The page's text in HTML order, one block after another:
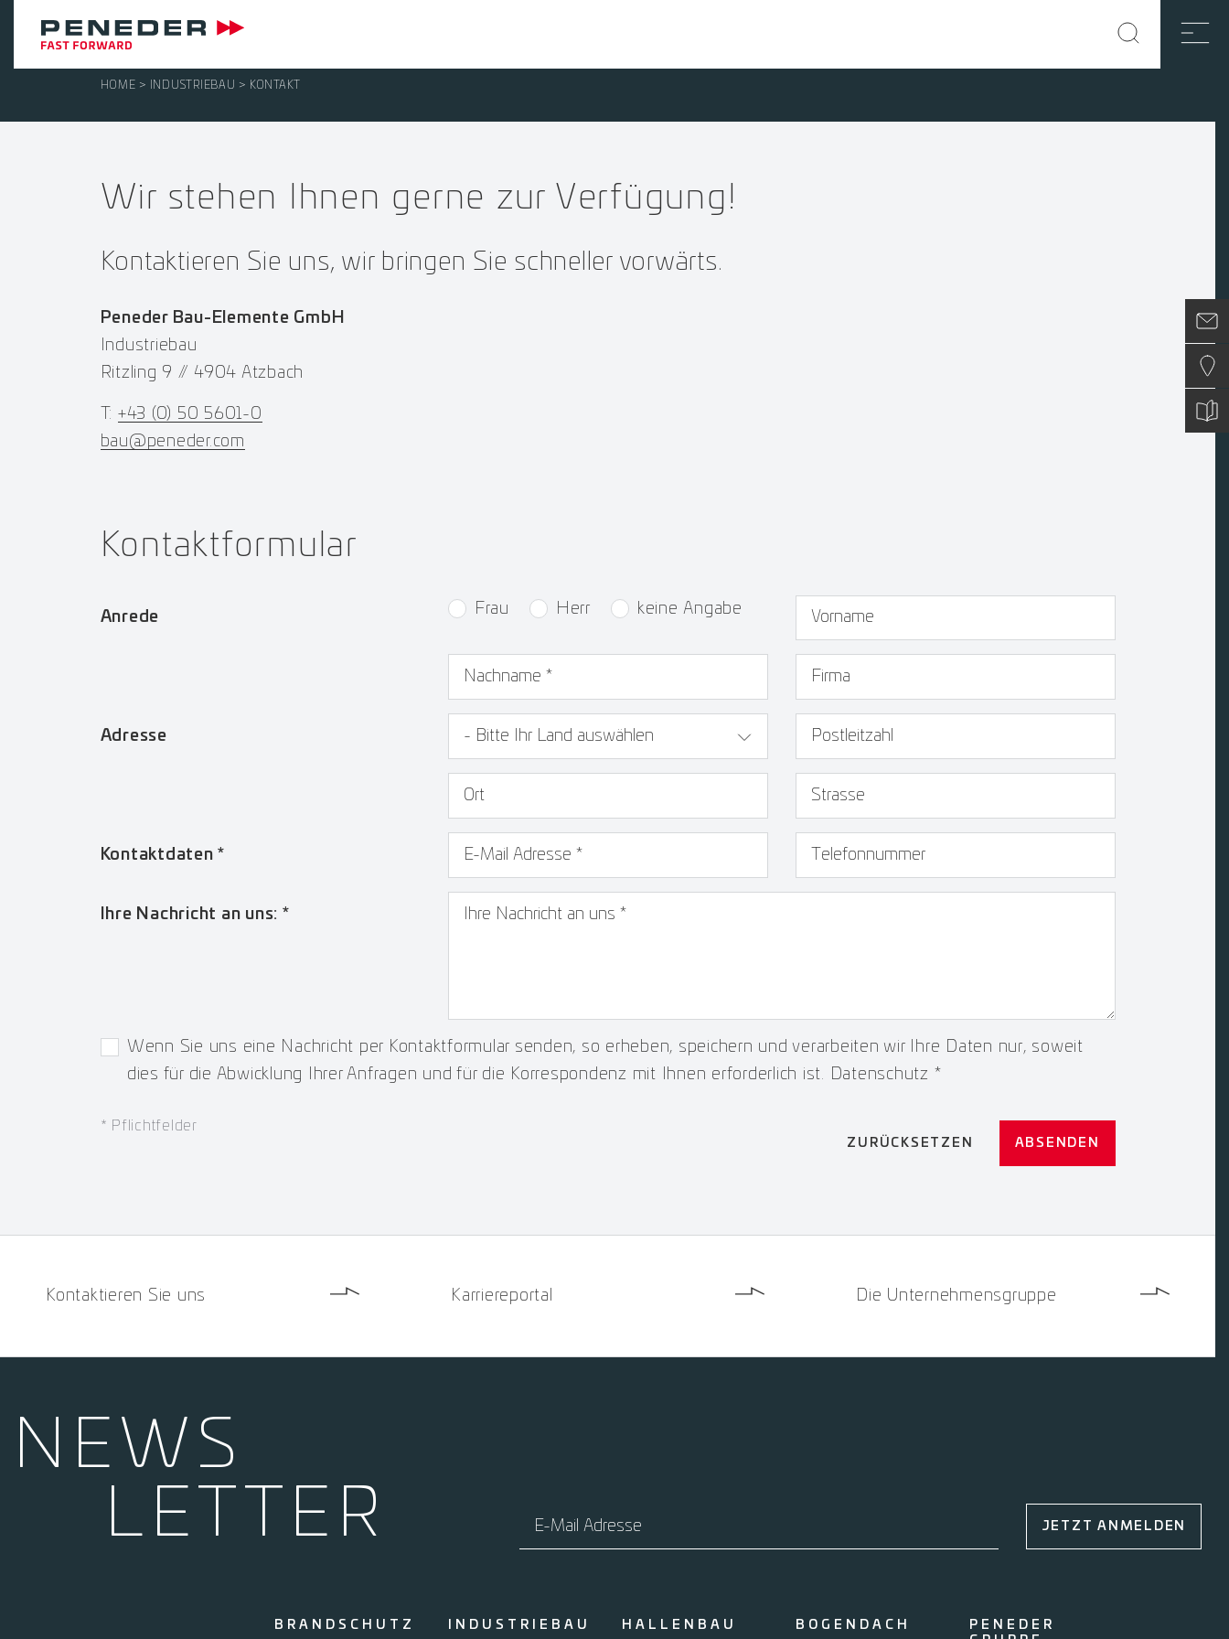
HOME INDUSTRIEBAU KONTAKT
Wir stehen Ihnen gerne zur Verfügung!
Kontaktieren Sie uns, wir bringen Sie schneller vorwärts.
Peneder Bau-Elemente GmbH
Industriebau
Ritzling 9 // 4904 Atzbach
T: +43 (0) 50 5601-0
bau@peneder.com
Kontaktformular
Anrede
Auswahlknopf*
Frau Herr keine Angabe Vorname
Nachname Firma
Adresse
Land PLZ
Ort Strasse
Kontaktdaten *
E-Mail Adresse * Telefonnummer
Ihre Nachricht an uns: *
Wenn Sie uns eine Nachricht per Kontaktformular senden, so erheben, speichern und verarbeiten wir Ihre Daten nur, soweit
dies für die Abwicklung Ihrer Anfragen und für die Korrespondenz mit Ihnen erforderlich ist.
Datenschutz *
* Pflichtfelder
ZURÜCKSETZEN ABSENDEN
Kontaktieren Sie uns Karriereportal Die Unternehmensgruppe
NEWS­
LETTER
E-Mail Adresse
JETZT ANMELDEN
BRANDSCHUTZ INDUSTRIEBAU HALLENBAU BOGENDACH
PENEDER